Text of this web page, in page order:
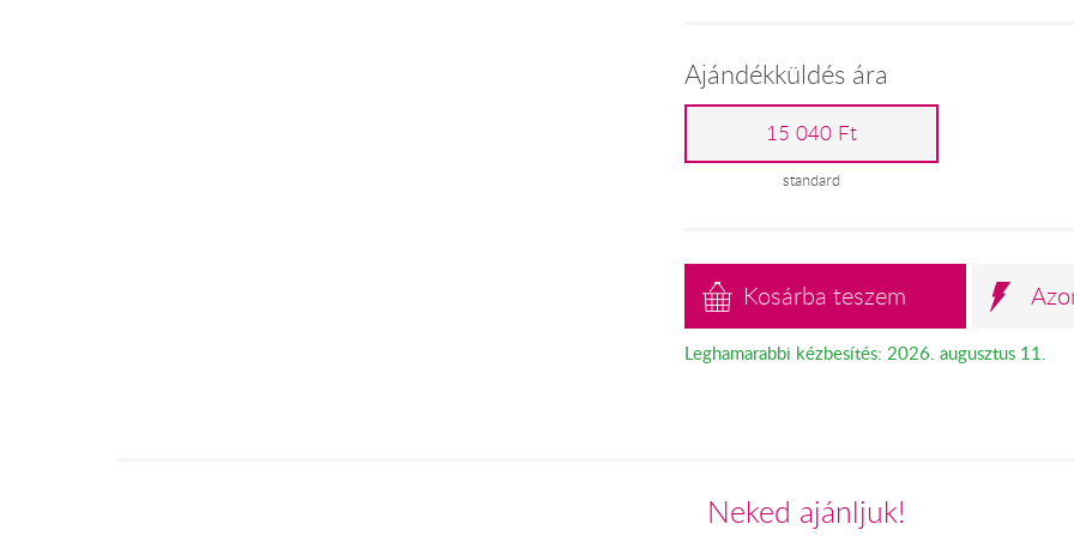
Ajándékküldés ára
15 040 Ft
standard
Kosárba teszem
Leghamarabbi kézbesítés: 2026. augusztus 11.
Neked ajánljuk!